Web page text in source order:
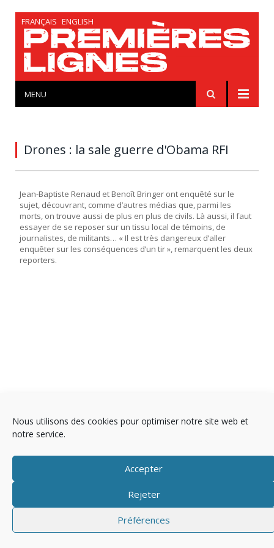
Nous utilisons des cookies pour optimiser notre site web et
notre service.
Accepter
Rejeter
Préférences
FRANÇAIS ENGLISH
MENU
Drones : la sale guerre d'Obama RFI
Jean-Baptiste Renaud et Benoît Bringer ont enquêté sur le
sujet, découvrant, comme d’autres médias que, parmi les
morts, on trouve aussi de plus en plus de civils. Là aussi, il faut
essayer de se reposer sur un tissu local de témoins, de
journalistes, de militants… « Il est très dangereux d’aller
enquêter sur les conséquences d’un tir », remarquent les deux
reporters.
Copyright © 2025 Télévision
Politique de cookies (EU)